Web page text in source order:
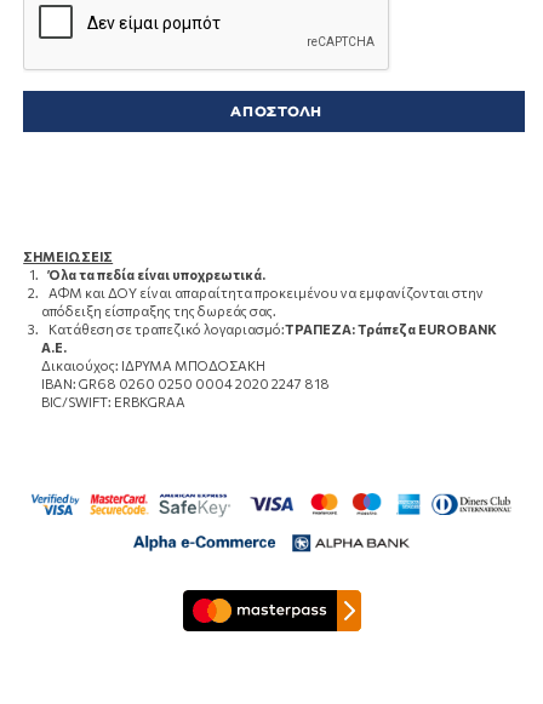
ΣΗΜΕΙΩΣΕΙΣ
Όλα τα πεδία είναι υποχρεωτικά.
ΑΦΜ και ΔΟΥ είναι απαραίτητα προκειμένου να εμφανίζονται στην
απόδειξη είσπραξης της δωρεάς σας.
Κατάθεση σε τραπεζικό λογαριασμό:ΤΡΑΠΕΖΑ: Τράπεζα EUROBANK
Α.Ε.
Δικαιούχος: ΙΔΡΥΜΑ ΜΠΟΔΟΣΑΚΗ
IBAN: GR68 0260 0250 0004 2020 2247 818
BIC/SWIFT: ERBKGRAA